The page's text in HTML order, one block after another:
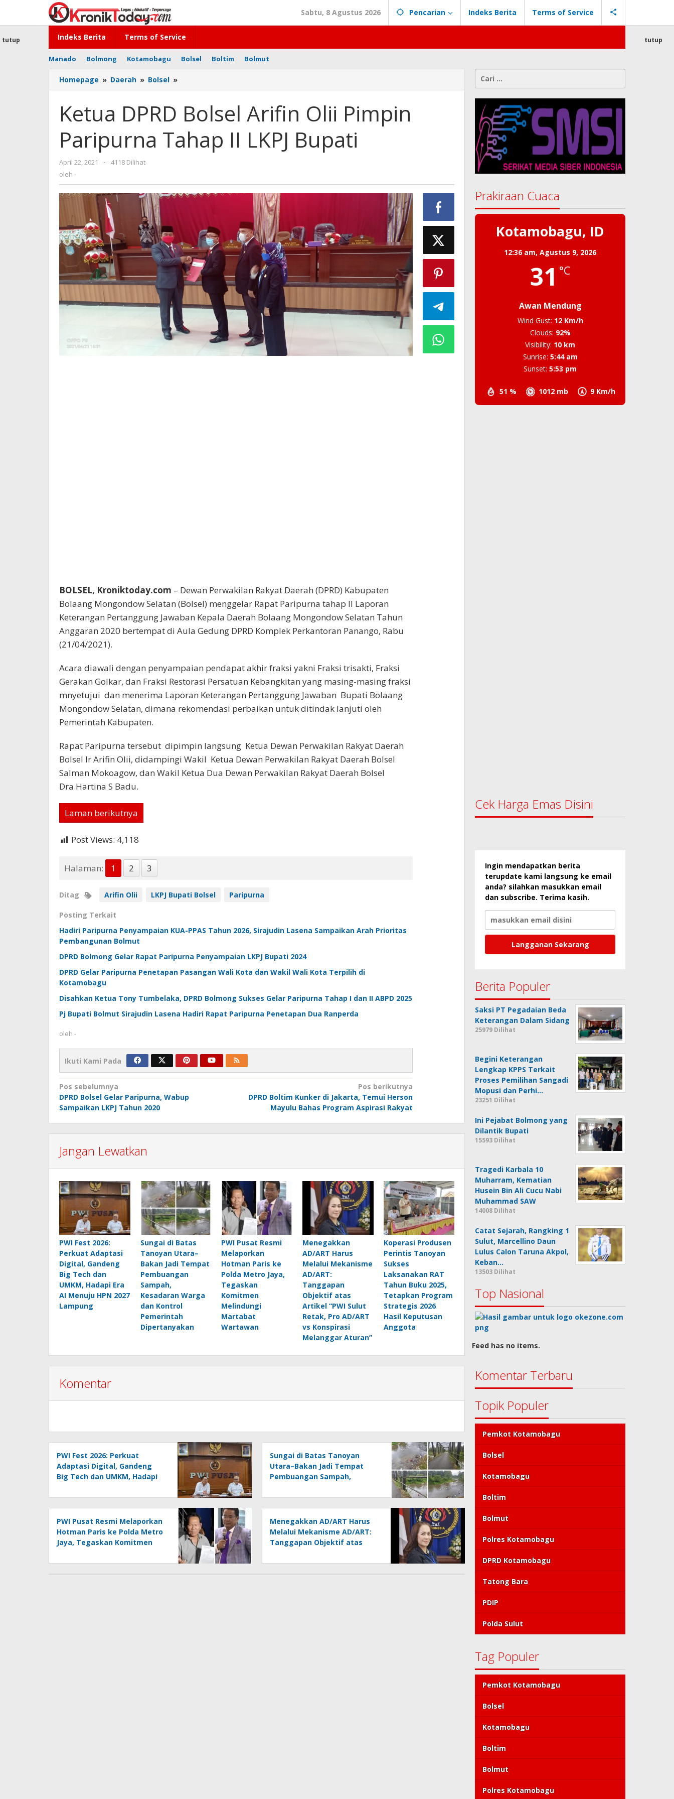
konten
Sabtu, 8 Agustus 2026 Pencarian Indeks Berita Terms of Service
Indeks Berita Terms of Service
Manado Bolmong Kotamobagu Bolsel Boltim Bolmut
tutup tutup
Homepage » Daerah » Bolsel »
DPRD
Arifin
Olii
Pimpin
Paripurna
Bupati
Ketua DPRD Bolsel Arifin Olii Pimpin
Paripurna Tahap II LKPJ Bupati
April 22, 2021
oleh
-
4118 Dilihat
oleh -
BOLSEL, Kroniktoday.com – Dewan Perwakilan Rakyat Daerah (DPRD) Kabupaten
Bolaang Mongondow Selatan (Bolsel) menggelar Rapat Paripurna tahap II Laporan
Keterangan Pertanggung Jawaban Kepala Daerah Bolaang Mongondow Selatan Tahun
Anggaran 2020 bertempat di Aula Gedung DPRD Komplek Perkantoran Panango, Rabu
(21/04/2021).
Acara diawali dengan penyampaian pendapat akhir fraksi yakni Fraksi trisakti, Fraksi
Gerakan Golkar, dan Fraksi Restorasi Persatuan Kebangkitan yang masing-masing fraksi
mnyetujui dan menerima Laporan Keterangan Pertanggung Jawaban Bupati Bolaang
Mongondow Selatan, dimana rekomendasi perbaikan untuk ditindak lanjuti oleh
Pemerintah Kabupaten.
Rapat Paripurna tersebut dipimpin langsung Ketua Dewan Perwakilan Rakyat Daerah
Bolsel Ir Arifin Olii, didampingi Wakil Ketua Dewan Perwakilan Rakyat Daerah Bolsel
Salman Mokoagow, dan Wakil Ketua Dua Dewan Perwakilan Rakyat Daerah Bolsel
Dra.Hartina S Badu.
Laman berikutnya
Post Views: 4,118
Halaman: 1 2 3
Ditag Arifin Olii LKPJ Bupati Bolsel Paripurna
Posting Terkait
Hadiri Paripurna Penyampaian KUA-PPAS Tahun 2026, Sirajudin Lasena Sampaikan Arah Prioritas
Pembangunan Bolmut
DPRD Bolmong Gelar Rapat Paripurna Penyampaian LKPJ Bupati 2024
DPRD Gelar Paripurna Penetapan Pasangan Wali Kota dan Wakil Wali Kota Terpilih di
Kotamobagu
Disahkan Ketua Tony Tumbelaka, DPRD Bolmong Sukses Gelar Paripurna Tahap I dan II ABPD 2025
Pj Bupati Bolmut Sirajudin Lasena Hadiri Rapat Paripurna Penetapan Dua Ranperda
oleh -
Ikuti Kami Pada
Navigasi
pos
Pos sebelumnya
DPRD Bolsel Gelar Paripurna, Wabup
Sampaikan LKPJ Tahun 2020
Pos berikutnya
DPRD Boltim Kunker di Jakarta, Temui Herson
Mayulu Bahas Program Aspirasi Rakyat
Jangan Lewatkan
PWI Fest 2026:
Perkuat Adaptasi
Digital, Gandeng
Big Tech dan
UMKM, Hadapi Era
AI Menuju HPN 2027
Lampung
Sungai di Batas
Tanoyan Utara–
Bakan Jadi Tempat
Pembuangan
Sampah,
Kesadaran Warga
dan Kontrol
Pemerintah
Dipertanyakan
PWI Pusat Resmi
Melaporkan
Hotman Paris ke
Polda Metro Jaya,
Tegaskan
Komitmen
Melindungi
Martabat
Wartawan
Menegakkan
AD/ART Harus
Melalui Mekanisme
AD/ART:
Tanggapan
Objektif atas
Artikel “PWI Sulut
Retak, Pro AD/ART
vs Konspirasi
Melanggar Aturan”
Koperasi Produsen
Perintis Tanoyan
Sukses
Laksanakan RAT
Tahun Buku 2025,
Tetapkan Program
Strategis 2026
Hasil Keputusan
Anggota
Komentar
PWI Fest 2026: Perkuat
Adaptasi Digital, Gandeng
Big Tech dan UMKM, Hadapi
Lampung
Sungai di Batas Tanoyan
Utara–Bakan Jadi Tempat
Pembuangan Sampah,
Kontrol Pemerintah
Dipertanyakan
PWI Pusat Resmi Melaporkan
Hotman Paris ke Polda Metro
Jaya, Tegaskan Komitmen
Wartawan
Menegakkan AD/ART Harus
Melalui Mekanisme AD/ART:
Tanggapan Objektif atas
AD/ART vs Konspirasi
Cari
untuk:
Prakiraan Cuaca
Kotamobagu, ID
12:36 am,Agustus 9, 2026
31 °C
Awan Mendung
51 % 1012 mb 9 Km/h
Wind Gust: 12 Km/h
Clouds: 92%
Visibility: 10 km
Sunrise: 5:44 am
Sunset: 5:53 pm
Cek Harga Emas Disini
Ingin mendapatkan berita
terupdate kami langsung ke email
anda? silahkan masukkan email
dan subscribe. Terima kasih.
Berita Populer
Saksi PT Pegadaian Beda
Keterangan Dalam Sidang
25979 Dilihat
Begini Keterangan
Lengkap KPPS Terkait
Proses Pemilihan Sangadi
Mopusi dan Perhi…
23251 Dilihat
Ini Pejabat Bolmong yang
Dilantik Bupati
15593 Dilihat
Tragedi Karbala 10
Muharram, Kematian
Husein Bin Ali Cucu Nabi
Muhammad SAW
14008 Dilihat
Catat Sejarah, Rangking 1
Sulut, Marcellino Daun
Lulus Calon Taruna Akpol,
Keban…
13503 Dilihat
Top Nasional
Feed has no items.
Komentar Terbaru
Topik Populer
Pemkot Kotamobagu
Bolsel
Kotamobagu
Boltim
Bolmut
Polres Kotamobagu
DPRD Kotamobagu
Tatong Bara
PDIP
Polda Sulut
Tag Populer
Pemkot Kotamobagu
Bolsel
Kotamobagu
Boltim
Bolmut
Polres Kotamobagu